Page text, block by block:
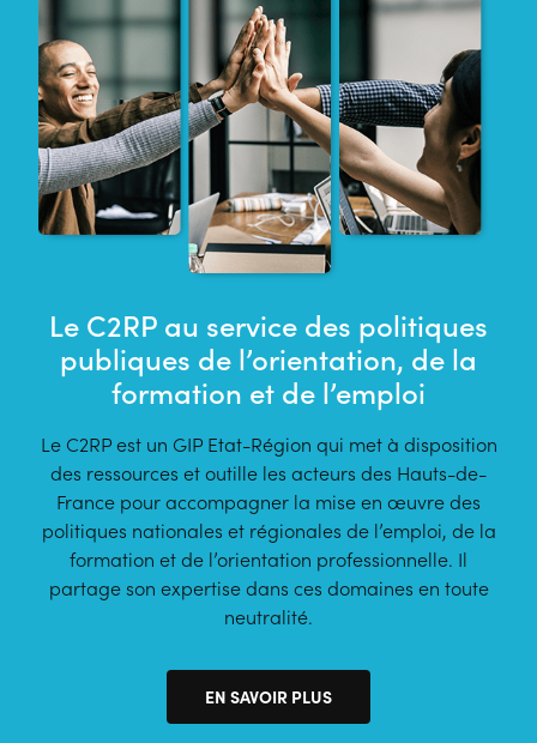
Le C2RP au service des politiques
publiques de l’orientation, de la
formation et de l’emploi
Le C2RP est un GIP Etat-Région qui met à disposition
des ressources et outille les acteurs des Hauts-de-
France pour accompagner la mise en œuvre des
politiques nationales et régionales de l’emploi, de la
formation et de l’orientation professionnelle. Il
partage son expertise dans ces domaines en toute
neutralité.
EN SAVOIR PLUS